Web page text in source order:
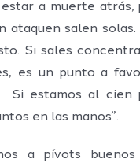
a muerte atrás,
ataquen salen
Si sales
es un punto a
Si estamos al cien
en las manos”.
a pívots